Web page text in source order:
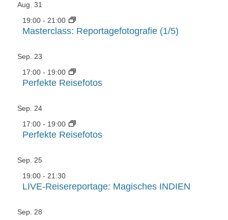
Aug. 31
19:00 - 21:00
Masterclass: Reportagefotografie (1/5)
Sep. 23
17:00 - 19:00
Perfekte Reisefotos
Sep. 24
17:00 - 19:00
Perfekte Reisefotos
Sep. 25
19:00 - 21:30
LIVE-Reisereportage: Magisches INDIEN
Sep. 28